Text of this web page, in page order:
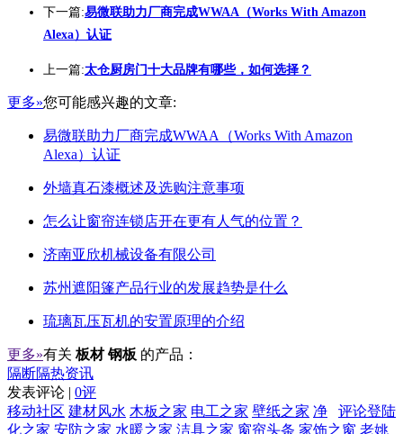
下一篇:易微联助力厂商完成WWAA（Works With Amazon
Alexa）认证
上一篇:太仓厨房门十大品牌有哪些，如何选择？
更多»您可能感兴趣的文章:
易微联助力厂商完成WWAA（Works With Amazon
Alexa）认证
外墙真石漆概述及选购注意事项
怎么让窗帘连锁店开在更有人气的位置？
济南亚欣机械设备有限公司
苏州遮阳篷产品行业的发展趋势是什么
琉璃瓦压瓦机的安置原理的介绍
更多»有关 板材 钢板 的产品：
隔断隔热资讯
发表评论 | 0评
评论登陆
移动社区 建材风水 木板之家 电工之家 壁纸之家 净
化之家 安防之家 水暖之家 洁具之家 窗帘头条 家饰之窗 老姚